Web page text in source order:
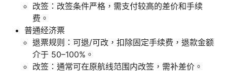
改签：改签条件严格，需支付较高的差价和手续
费。
普通经济票
退票规则：可退/可改，扣除固定手续费，退款金额
介于 50–100%。
改签：通常可在原航线范围内改签，需补差价。